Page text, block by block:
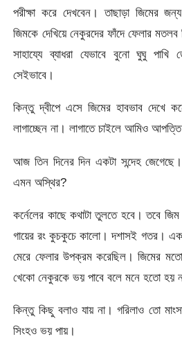
পরীক্ষা করে দেখবেন। তাছাড়া জিমের
জিমকে দেখিয়ে নেকুরদের ফাঁদে ফেলার
সাহায্যে ব্যাধরা যেভাবে বুনো ঘুঘু
সেইভাবে।
কিন্তু দ্বীপে এসে জিমের হাবভাব দেখে
লাগাচ্ছেন না। লাগাতে চাইলে আমিও
আজ তিন দিনের দিন একটা সন্দেহ
এমন অস্থির?
কর্নেলের কাছে কথাটা তুলতে হবে। তবে
গায়ের রং কুচকুচে কালো। দশাসই গতর।
মেরে ফেলার উপক্রম করেছিল। জিমের
খেকো নেকুরকে ভয় পাবে বলে মনে হতো হয়
কিন্তু কিছু বলাও যায় না। গরিলাও তো
সিংহও ভয় পায়।